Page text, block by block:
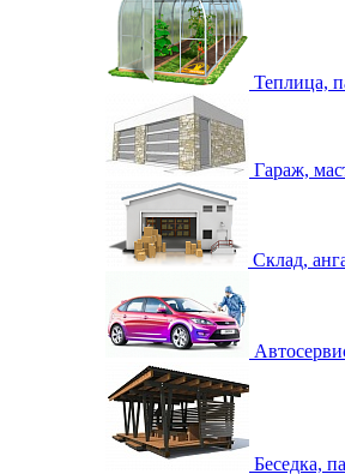
Теплица,
Гараж,
Склад,
Беседка,